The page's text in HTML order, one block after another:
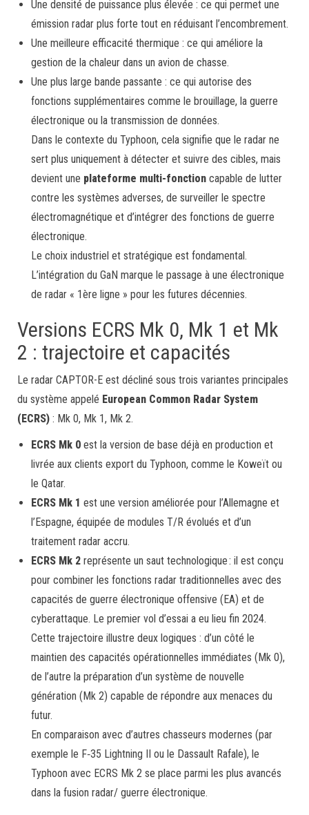
Une densité de puissance plus élevée : ce qui permet une
émission radar plus forte tout en réduisant l’encombrement.
Une meilleure efficacité thermique : ce qui améliore la
gestion de la chaleur dans un avion de chasse.
Une plus large bande passante : ce qui autorise des
fonctions supplémentaires comme le brouillage, la guerre
électronique ou la transmission de données.
Dans le contexte du Typhoon, cela signifie que le radar ne
sert plus uniquement à détecter et suivre des cibles, mais
devient une plateforme multi-fonction capable de lutter
contre les systèmes adverses, de surveiller le spectre
électromagnétique et d’intégrer des fonctions de guerre
électronique.
Le choix industriel et stratégique est fondamental.
L’intégration du GaN marque le passage à une électronique
de radar « 1ère ligne » pour les futures décennies.
Versions ECRS Mk 0, Mk 1 et Mk
2 : trajectoire et capacités
Le radar CAPTOR-E est décliné sous trois variantes principales
du système appelé European Common Radar System
(ECRS) : Mk 0, Mk 1, Mk 2.
ECRS Mk 0 est la version de base déjà en production et
livrée aux clients export du Typhoon, comme le Koweït ou
le Qatar.
ECRS Mk 1 est une version améliorée pour l’Allemagne et
l’Espagne, équipée de modules T/R évolués et d’un
traitement radar accru.
ECRS Mk 2 représente un saut technologique : il est conçu
pour combiner les fonctions radar traditionnelles avec des
capacités de guerre électronique offensive (EA) et de
cyberattaque. Le premier vol d’essai a eu lieu fin 2024.
Cette trajectoire illustre deux logiques : d’un côté le
maintien des capacités opérationnelles immédiates (Mk 0),
de l’autre la préparation d’un système de nouvelle
génération (Mk 2) capable de répondre aux menaces du
futur.
En comparaison avec d’autres chasseurs modernes (par
exemple le F‑35 Lightning II ou le Dassault Rafale), le
Typhoon avec ECRS Mk 2 se place parmi les plus avancés
dans la fusion radar/ guerre électronique.